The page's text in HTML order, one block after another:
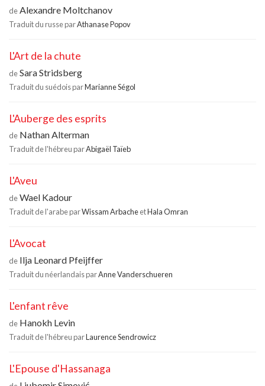
de Alexandre Moltchanov
Traduit du russe parAthanase Popov
L'Art de la chute
deSara Stridsberg
Traduit du suédois parMarianne Ségol
L'Auberge des esprits
de Nathan Alterman
Traduit de l'hébreu parAbigaël Taïeb
L'Aveu
deWael Kadour
Traduit de l'arabe parWissam ArbacheetHala Omran
L'Avocat
de Ilja Leonard Pfeijffer
Traduit du néerlandais parAnne Vanderschueren
L'enfant rêve
de Hanokh Levin
Traduit de l'hébreu parLaurence Sendrowicz
L'Epouse d'Hassanaga